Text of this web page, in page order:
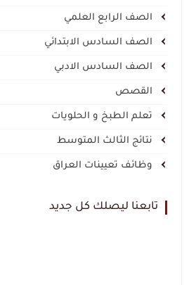
الصف الرابع العلمي
الصف السادس الابتدائي
الصف السادس الادبي
القصص
تعلم الطبخ و الحلويات
نتائج الثالث المتوسط
وظائف تعيينات العراق
تابعنا ليصلك كل جديد